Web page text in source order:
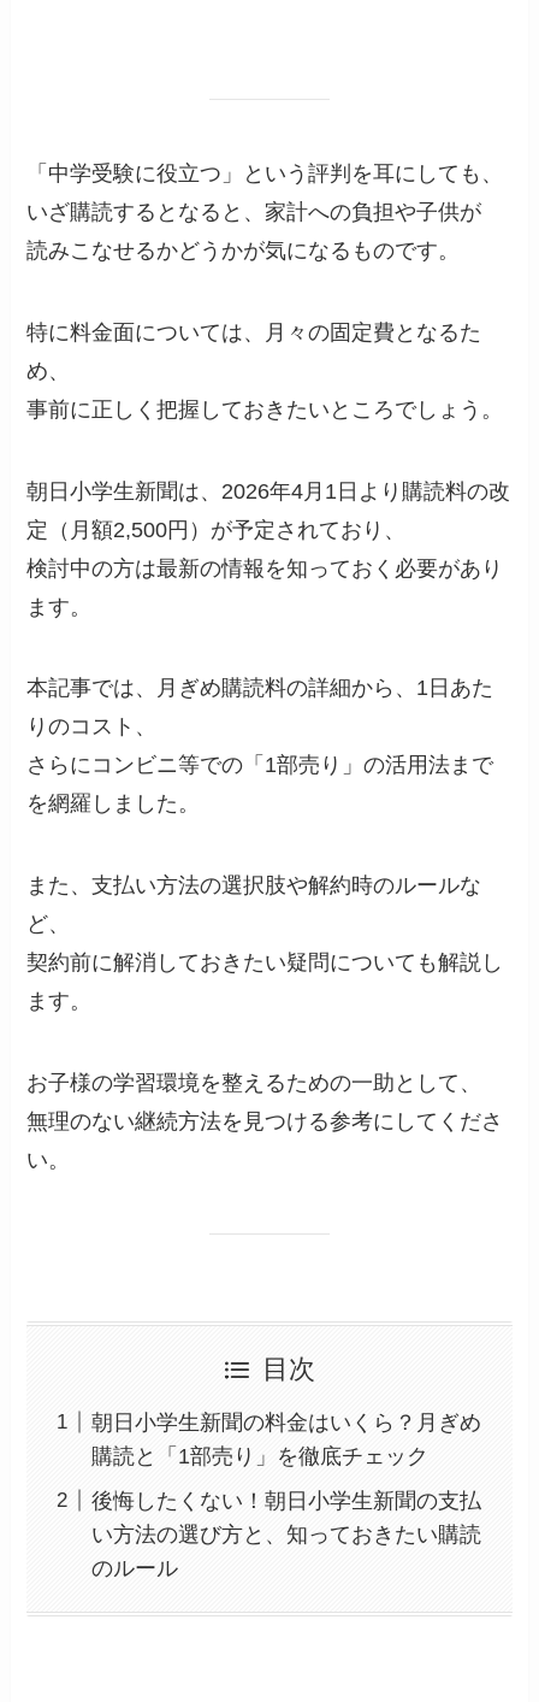
「中学受験に役立つ」という評判を耳にしても、
いざ購読するとなると、家計への負担や子供が
読みこなせるかどうかが気になるものです。
特に料金面については、月々の固定費となるた
め、
事前に正しく把握しておきたいところでしょう。
朝日小学生新聞は、2026年4月1日より購読料の改
定（月額2,500円）が予定されており、
検討中の方は最新の情報を知っておく必要があり
ます。
本記事では、月ぎめ購読料の詳細から、1日あた
りのコスト、
さらにコンビニ等での「1部売り」の活用法まで
を網羅しました。
また、支払い方法の選択肢や解約時のルールな
ど、
契約前に解消しておきたい疑問についても解説し
ます。
お子様の学習環境を整えるための一助として、
無理のない継続方法を見つける参考にしてくださ
い。
目次
朝日小学生新聞の料金はいくら？月ぎめ
購読と「1部売り」を徹底チェック
後悔したくない！朝日小学生新聞の支払
い方法の選び方と、知っておきたい購読
のルール